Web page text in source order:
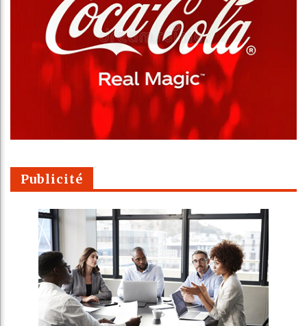
Publicité